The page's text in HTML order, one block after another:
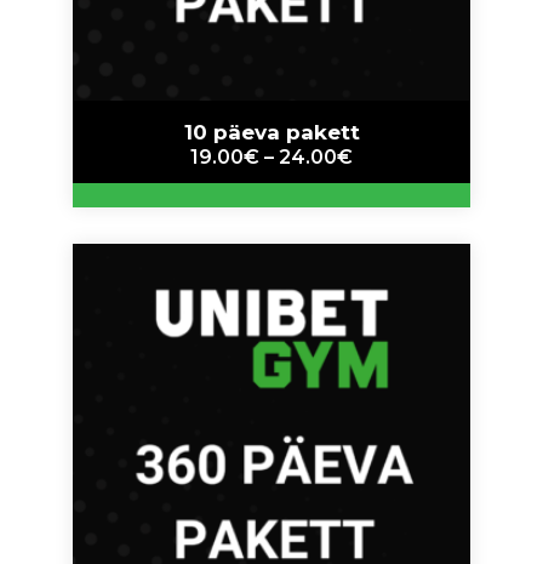
10 päeva pakett
19.00€ – 24.00€
This
product
variants.
The
options
may
be
on
the
page